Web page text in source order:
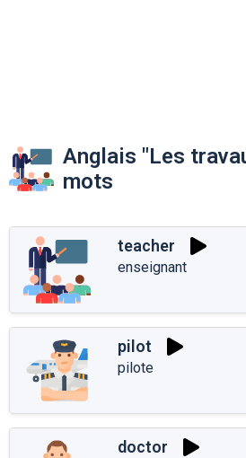
Anglais "Les
mots
teacher
enseignant
pilot
pilote
doctor